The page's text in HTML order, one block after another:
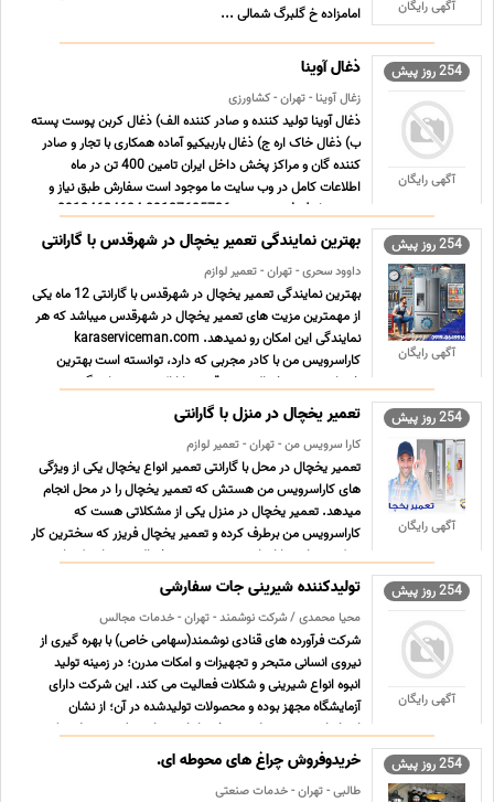
آگهی رایگان
امامزاده خ گلبرگ شمالی ...
254 روز پیش
آگهی رایگان
ذغال آوینا
زغال آوینا - تهران - کشاورزی
ذغال آوینا تولید کننده و صادر کننده الف) ذغال کربن پوست پسته
ب) ذغال خاک اره ج) ذغال باربیکیو آماده همکاری با تجار و صادر
کننده گان و مراکز پخش داخل ایران تامین 400 تن در ماه
اطلاعات کامل در وب سایت ما موجود است سفارش طبق نیاز و
...
254 روز پیش
آگهی رایگان
بهترین نمایندگی تعمیر یخچال در شهرقدس با گارانتی
داوود سحری - تهران - تعمیر لوازم
بهترین نمایندگی تعمیر یخچال در شهرقدس با گارانتی 12 ماه یکی
از مهمترین مزیت های تعمیر یخچال در شهرقدس میباشد که هر
نمایندگی این امکان رو نمیدهد. karaserviceman.com
کاراسرویس من با کادر مجربی که دارد، توانسته است بهترین
خدمات تعمیر یخچال درشهرقدس را ارائه بدهد. نمایندگی تعمیر
یخچا ... ...
254 روز پیش
آگهی رایگان
تعمیر یخچال در منزل با گارانتی
کارا سرویس من - تهران - تعمیر لوازم
تعمیر یخچال در محل با گارانتی تعمیر انواع یخچال یکی از ویژگی
های کاراسرویس من هستش که تعمیر یخچال را در محل انجام
میدهد. تعمیر یخچال در منزل یکی از مشکلاتی هست که
کاراسرویس من برطرف کرده و تعمیر یخچال فریزر که سخترین کار
ممکن میباشد را انجام میدهد. تعمیر یخچال در تهران یکی از پر ...
...
254 روز پیش
آگهی رایگان
تولیدکننده شیرینی جات سفارشی
محیا محمدی / شرکت نوشمند - تهران - خدمات مجالس
شرکت فرآورده های قنادی نوشمند(سهامی خاص) با بهره گیری از
نیروی انسانی متبحر و تجهیزات و امکات مدرن؛ در زمینه تولید
انبوه انواع شیرینی و شکلات فعالیت می کند. این شرکت دارای
آزمایشگاه مجهز بوده و محصولات تولیدشده در آن؛ از نشان
استاندارد و سیب سلامت برخوردار است. از جمله محصولاتی ک ...
...
254 روز پیش خریدوفروش چراغ های محوطه ای.
طالبی - تهران - خدمات صنعتی